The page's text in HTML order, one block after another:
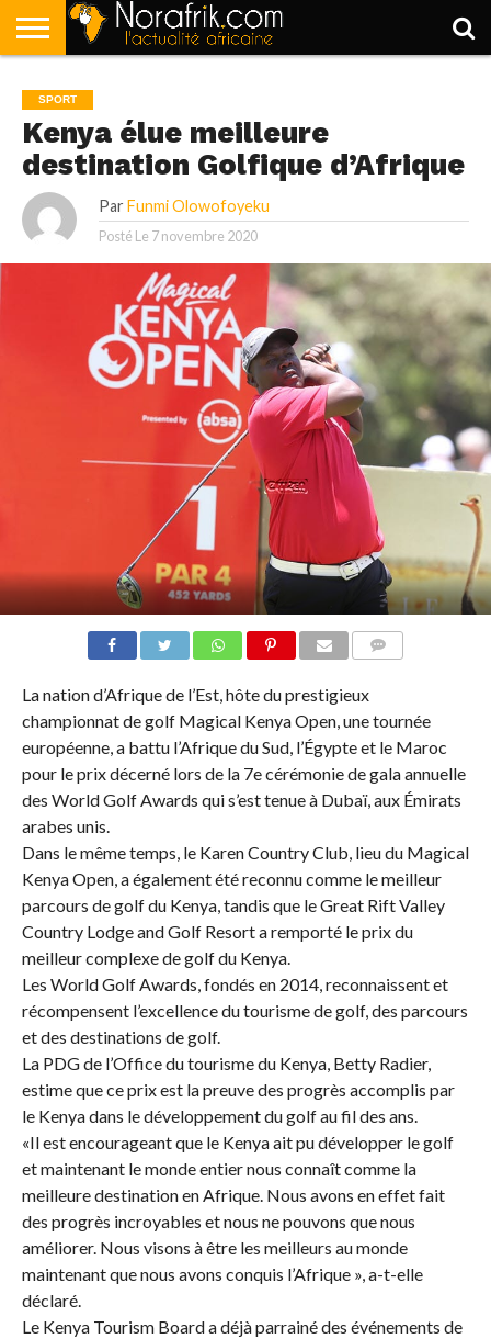
POLITIQUE
SOCIÉTÉ
ECONOMIE
SPORT
LIFESTYLE
SPORT
Kenya élue meilleure
destination Golfique d’Afrique
Par Funmi Olowofoyeku
Posté Le 7 novembre 2020
La nation d’Afrique de l’Est, hôte du prestigieux
championnat de golf Magical Kenya Open, une tournée
européenne, a battu l’Afrique du Sud, l’Égypte et le Maroc
pour le prix décerné lors de la 7e cérémonie de gala annuelle
des World Golf Awards qui s’est tenue à Dubaï, aux Émirats
arabes unis.
Dans le même temps, le Karen Country Club, lieu du Magical
Kenya Open, a également été reconnu comme le meilleur
parcours de golf du Kenya, tandis que le Great Rift Valley
Country Lodge and Golf Resort a remporté le prix du
meilleur complexe de golf du Kenya.
Les World Golf Awards, fondés en 2014, reconnaissent et
récompensent l’excellence du tourisme de golf, des parcours
et des destinations de golf.
La PDG de l’Office du tourisme du Kenya, Betty Radier,
estime que ce prix est la preuve des progrès accomplis par
le Kenya dans le développement du golf au fil des ans.
«Il est encourageant que le Kenya ait pu développer le golf
et maintenant le monde entier nous connaît comme la
meilleure destination en Afrique. Nous avons en effet fait
des progrès incroyables et nous ne pouvons que nous
améliorer. Nous visons à être les meilleurs au monde
maintenant que nous avons conquis l’Afrique », a-t-elle
déclaré.
Le Kenya Tourism Board a déjà parrainé des événements de